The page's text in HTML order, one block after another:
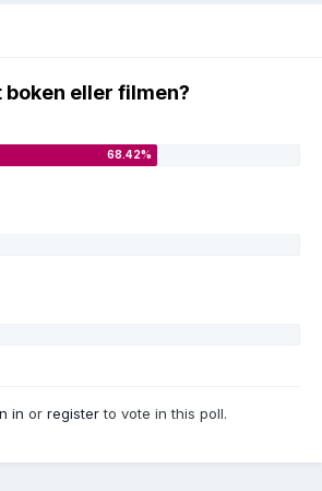
boken eller filmen?
in or registerto vote in this poll.